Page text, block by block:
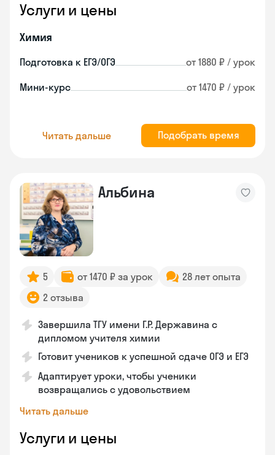
Услуги и цены
Химия
Подготовка к ЕГЭ/ОГЭ от 1880 ₽ / урок
Мини-курс от 1470 ₽ / урок
Читать дальше Подобрать время
Альбина
5 от 1470 ₽ за урок
28 лет опыта
2 отзыва
Завершила ТГУ имени Г.Р. Державина с
дипломом учителя химии
Готовит учеников к успешной сдаче ОГЭ и ЕГЭ
Адаптирует уроки, чтобы ученики
возвращались с удовольствием
Читать дальше
Услуги и цены